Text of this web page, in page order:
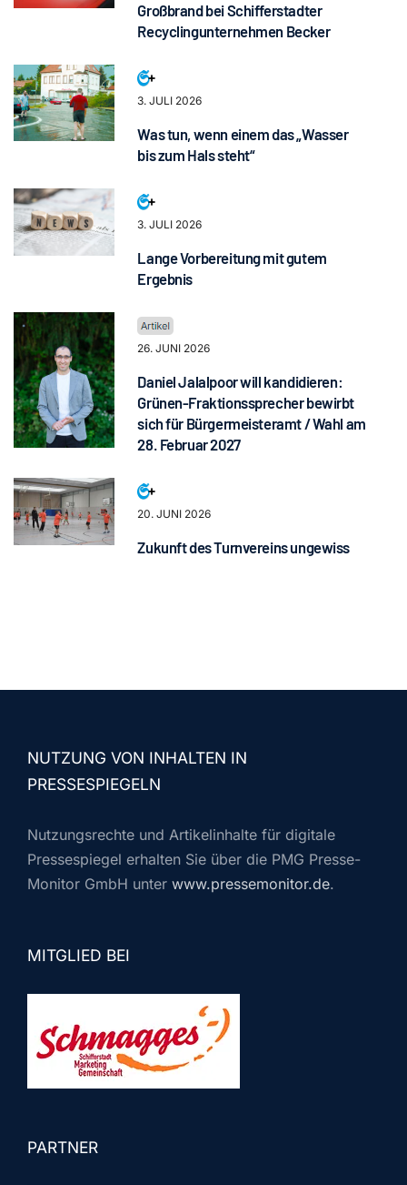
Großbrand bei Schifferstadter
Recyclingunternehmen Becker
3. JULI 2026
Was tun, wenn einem das „Wasser
bis zum Hals steht“
3. JULI 2026
Lange Vorbereitung mit gutem
Ergebnis
26. JUNI 2026
Daniel Jalalpoor will kandidieren:
Grünen-Fraktionssprecher bewirbt
sich für Bürgermeisteramt / Wahl am
28. Februar 2027
20. JUNI 2026
Zukunft des Turnvereins ungewiss
NUTZUNG VON INHALTEN IN
PRESSESPIEGELN
Nutzungsrechte und Artikelinhalte für digitale
Pressespiegel erhalten Sie über die PMG Presse-
Monitor GmbH unter www.pressemonitor.de.
MITGLIED BEI
PARTNER